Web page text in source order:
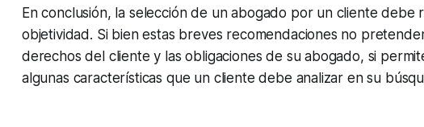
En conclusión, la selección de un abogado por un cliente debe
objetividad. Si bien estas breves recomendaciones no
derechos del cliente y las obligaciones de su abogado, si
algunas características que un cliente debe analizar en su